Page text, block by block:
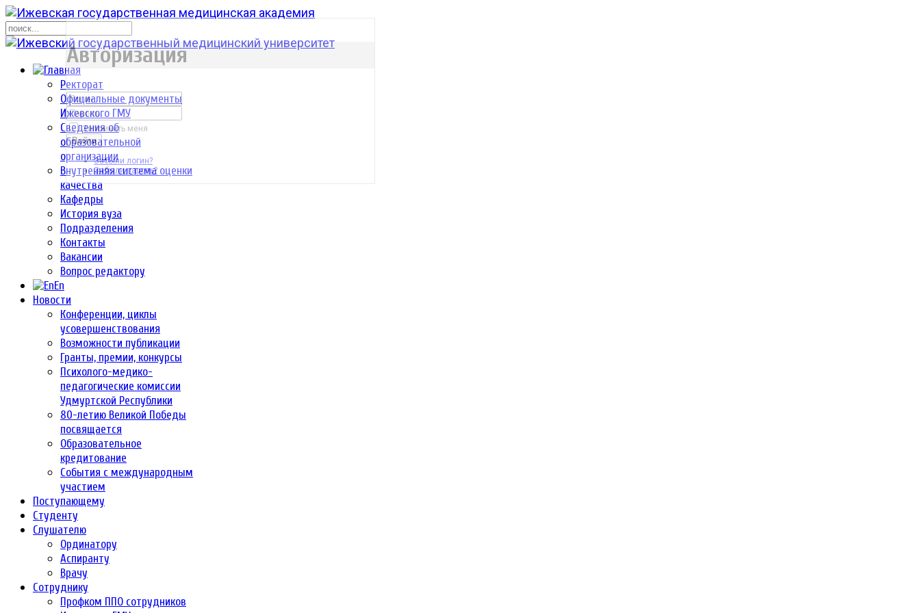
Ректорат
Официальные документы
Ижевского ГМУ
Сведения об
образовательной
организации
Внутренняя система оценки
качества
Кафедры
История вуза
Подразделения
Контакты
Вакансии
Вопрос редактору
En
Новости
Конференции, циклы
усовершенствования
Возможности публикации
Гранты, премии, конкурсы
Психолого-медико-
педагогические комиссии
Удмуртской Республики
80-летию Великой Победы
посвящается
Образовательное
кредитование
События с международным
участием
Поступающему
Студенту
Слушателю
Ординатору
Аспиранту
Врачу
Сотруднику
Профком ППО сотрудников
р
Авторизация
Запомнить меня
Войти
Забыли логин?
Забыли пароль?